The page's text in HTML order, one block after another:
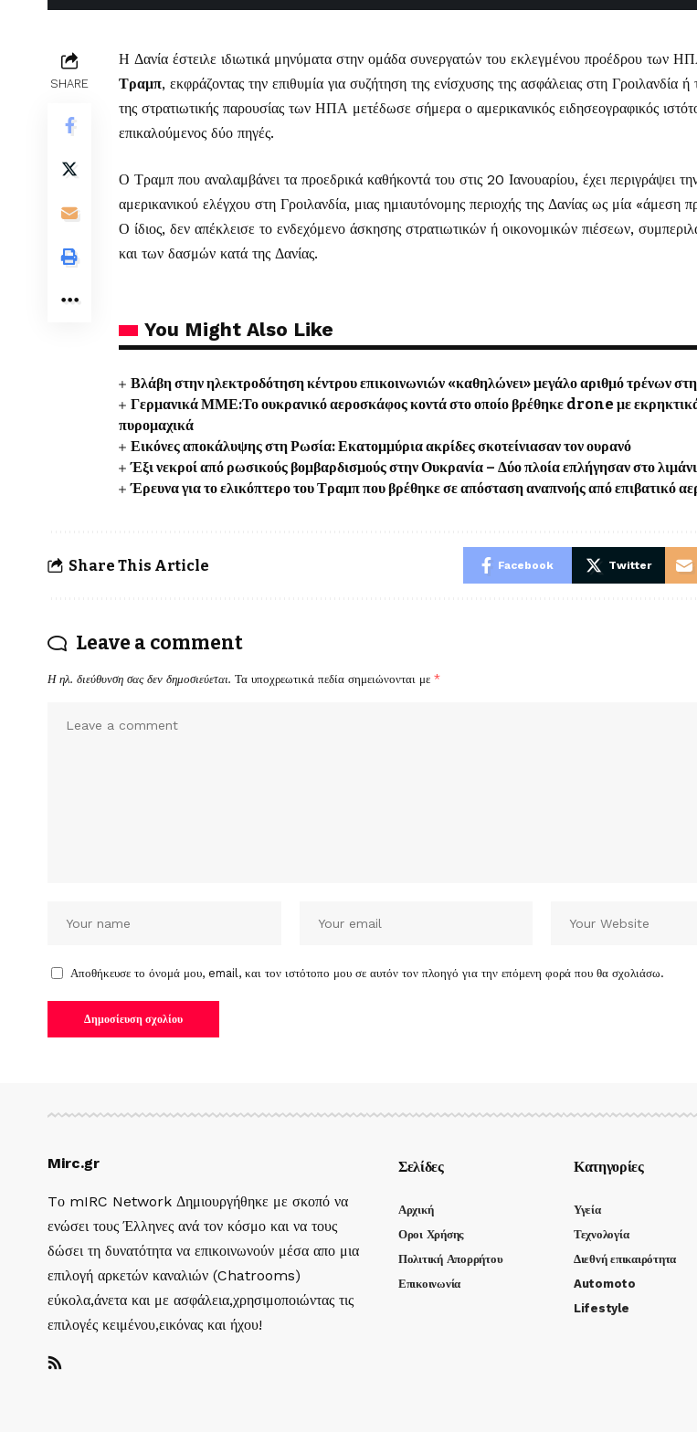
SHARE
Η Δανία έστειλε ιδιωτικά μηνύματα στην ομάδα συνεργατών του εκλεγμένου προέδρου των
Τραμπ, εκφράζοντας την επιθυμία για συζήτηση της ενίσχυσης της ασφάλειας στη Γροιλανδία ή
της στρατιωτικής παρουσίας των ΗΠΑ μετέδωσε σήμερα ο αμερικανικός ειδησεογραφικός
επικαλούμενος δύο πηγές.
Ο Τραμπ που αναλαμβάνει τα προεδρικά καθήκοντά του στις 20 Ιανουαρίου, έχει περιγράψει
αμερικανικού ελέγχου στη Γροιλανδία, μιας ημιαυτόνομης περιοχής της Δανίας ως μία «άμεση
Ο ίδιος, δεν απέκλεισε το ενδεχόμενο άσκησης στρατιωτικών ή οικονομικών πιέσεων,
και των δασμών κατά της Δανίας.
You Might Also Like
Βλάβη στην ηλεκτροδότηση κέντρου επικοινωνιών «καθηλώνει» μεγάλο αριθμό τρένων
Γερμανικά ΜΜΕ:Το ουκρανικό αεροσκάφος κοντά στο οποίο βρέθηκε drone με
πυρομαχικά
Εικόνες αποκάλυψης στη Ρωσία: Εκατομμύρια ακρίδες σκοτείνιασαν τον ουρανό
Έξι νεκροί από ρωσικούς βομβαρδισμούς στην Ουκρανία – Δύο πλοία επλήγησαν στο
Έρευνα για το ελικόπτερο του Τραμπ που βρέθηκε σε απόσταση αναπνοής από επιβατικό
Share This Article Facebook Twitter
Leave a comment
Η ηλ. διεύθυνση σας δεν δημοσιεύεται. Τα υποχρεωτικά πεδία σημειώνονται με *
Αποθήκευσε το όνομά μου, email, και τον ιστότοπο μου σε αυτόν τον πλοηγό για την επόμενη φορά που θα σχολιάσω.
Mirc.gr
Tο mIRC Network Δημιουργήθηκε με σκοπό να
ενώσει τους Έλληνες ανά τον κόσμο και να τους
δώσει τη δυνατότητα να επικοινωνούν μέσα απο μια
επιλογή αρκετών καναλιών (Chatrooms)
εύκολα,άνετα και με ασφάλεια,χρησιμοποιώντας τις
επιλογές κειμένου,εικόνας και ήχου!
Σελίδες
Αρχική
Οροι Χρήσης
Πολιτική Απορρήτου
Επικοινωνία
Κατηγορίες
Υγεία
Τεχνολογία
Διεθνή επικαιρότητα
Automoto
Lifestyle